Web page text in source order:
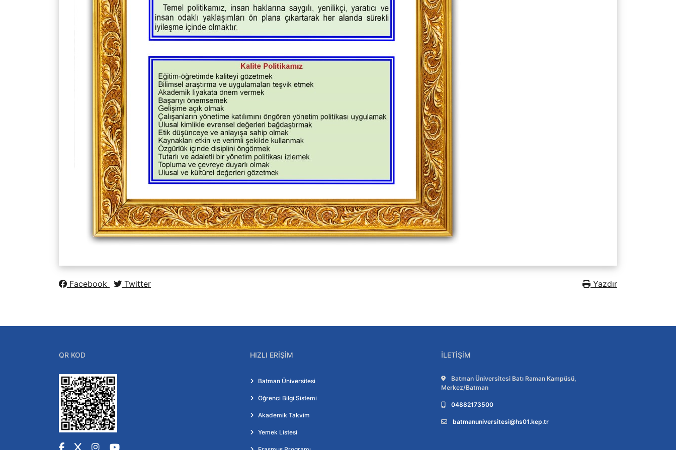
Facebook Twitter Yazdır
QR KOD
Facebook
X Instagram
YouTube
HIZLI ERIŞIM
Batman Üniversitesi
Öğrenci Bilgi Sistemi
Akademik Takvim
Yemek Listesi
İLETIŞIM
Adres:
Batman Üniversitesi Batı Raman Kampüsü,
Merkez/Batman
Telefon:
04882173500
E-posta:
batmanuniversitesi@hs01.kep.tr